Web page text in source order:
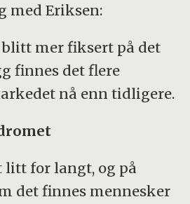
med Eriksen:
mer fiksert på det
finnes det flere
nå enn tidligere.
litt for langt, og på
det finnes mennesker